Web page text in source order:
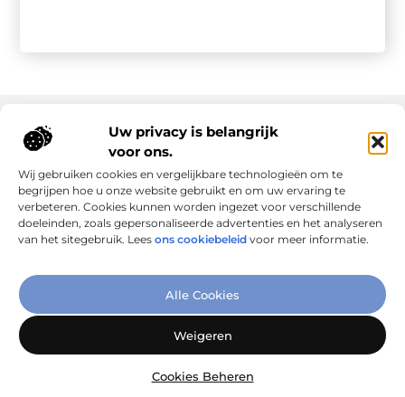
Uw privacy is belangrijk
voor ons.
Wij gebruiken cookies en vergelijkbare technologieën om te
begrijpen hoe u onze website gebruikt en om uw ervaring te
verbeteren. Cookies kunnen worden ingezet voor verschillende
doeleinden, zoals gepersonaliseerde advertenties en het analyseren
van het sitegebruik. Lees ons cookiebeleid voor meer informatie.
Alle Cookies
Weigeren
Cookies Beheren
Verbind Artikelen, Deel Inzichten
vandaag nog!
Onze informatie